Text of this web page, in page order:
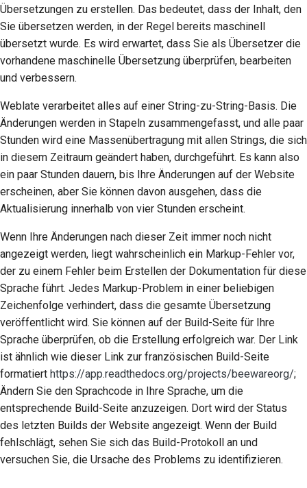
Übersetzungen zu erstellen. Das bedeutet, dass der Inhalt, den
Sie übersetzen werden, in der Regel bereits maschinell
übersetzt wurde. Es wird erwartet, dass Sie als Übersetzer die
vorhandene maschinelle Übersetzung überprüfen, bearbeiten
und verbessern.
Weblate verarbeitet alles auf einer String-zu-String-Basis. Die
Änderungen werden in Stapeln zusammengefasst, und alle paar
Stunden wird eine Massenübertragung mit allen Strings, die sich
in diesem Zeitraum geändert haben, durchgeführt. Es kann also
ein paar Stunden dauern, bis Ihre Änderungen auf der Website
erscheinen, aber Sie können davon ausgehen, dass die
Aktualisierung innerhalb von vier Stunden erscheint.
Wenn Ihre Änderungen nach dieser Zeit immer noch nicht
angezeigt werden, liegt wahrscheinlich ein Markup-Fehler vor,
der zu einem Fehler beim Erstellen der Dokumentation für diese
Sprache führt. Jedes Markup-Problem in einer beliebigen
Zeichenfolge verhindert, dass die gesamte Übersetzung
veröffentlicht wird. Sie können auf der Build-Seite für Ihre
Sprache überprüfen, ob die Erstellung erfolgreich war. Der Link
ist ähnlich wie dieser Link zur französischen Build-Seite
formatiert https://app.readthedocs.org/projects/beewareorg/;
Ändern Sie den Sprachcode in Ihre Sprache, um die
entsprechende Build-Seite anzuzeigen. Dort wird der Status
des letzten Builds der Website angezeigt. Wenn der Build
fehlschlägt, sehen Sie sich das Build-Protokoll an und
versuchen Sie, die Ursache des Problems zu identifizieren.